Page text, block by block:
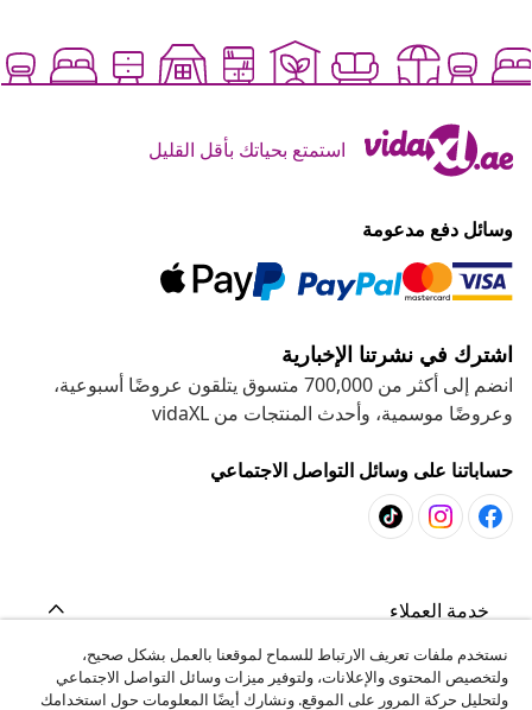
استمتع بحياتك بأقل القليل
وسائل دفع مدعومة
اشترك في نشرتنا الإخبارية
انضم إلى أكثر من 700,000 متسوق يتلقون عروضًا أسبوعية،
وعروضًا موسمية، وأحدث المنتجات من vidaXL
حساباتنا على وسائل التواصل الاجتماعي
خدمة العملاء
المشاريع
نستخدم ملفات تعريف الارتباط للسماح لموقعنا بالعمل بشكل صحيح،
ولتخصيص المحتوى والإعلانات، ولتوفير ميزات وسائل التواصل الاجتماعي
ولتحليل حركة المرور على الموقع. ونشارك أيضًا المعلومات حول استخدامك